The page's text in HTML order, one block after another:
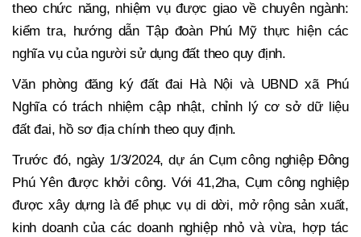
theo chức năng, nhiệm vụ được giao về chuyên ngành:
kiểm tra, hướng dẫn Tập đoàn Phú Mỹ thực hiện các
nghĩa vụ của người sử dụng đất theo quy định.
Văn phòng đăng ký đất đai Hà Nội và UBND xã Phú
Nghĩa có trách nhiệm cập nhật, chỉnh lý cơ sở dữ liệu
đất đai, hồ sơ địa chính theo quy định.
Trước đó, ngày 1/3/2024, dự án Cụm công nghiệp Đông
Phú Yên được khởi công. Với 41,2ha, Cụm công nghiệp
được xây dựng là để phục vụ di dời, mở rộng sản xuất,
kinh doanh của các doanh nghiệp nhỏ và vừa, hợp tác